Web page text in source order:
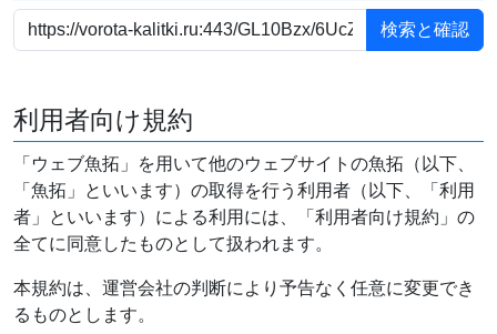
利用者向け規約
「ウェブ魚拓」を用いて他のウェブサイトの魚拓（以下、
「魚拓」といいます）の取得を行う利用者（以下、「利用
者」といいます）による利用には、「利用者向け規約」の
全てに同意したものとして扱われます。
本規約は、運営会社の判断により予告なく任意に変更でき
るものとします。